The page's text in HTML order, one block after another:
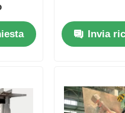
Island
Invia